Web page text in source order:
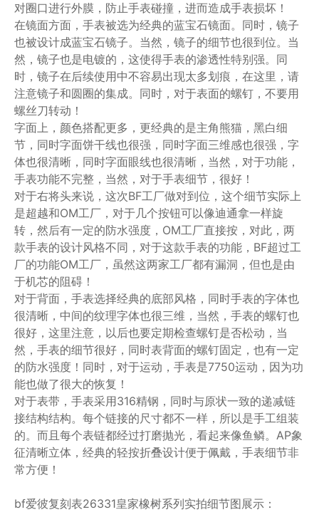
对圈口进行外膜，防止手表碰撞，进而造成手表损坏！
在镜面方面，手表被选为经典的蓝宝石镜面。同时，镜子
也被设计成蓝宝石镜子。当然，镜子的细节也很到位。当
然，镜子也是电镀的，这使得手表的渗透性特别强。同
时，镜子在后续使用中不容易出现太多划痕，在这里，请
注意镜子和圆圈的集成。同时，对于表面的螺钉，不要用
螺丝刀转动！
字面上，颜色搭配更多，更经典的是主角熊猫，黑白细
节，同时字面饼干线也很强，同时字面三维感也很强，字
体也很清晰，同时字面眼线也很清晰，当然，对于功能，
手表功能不完整，当然，对于手表细节，很好！
对于右将头来说，这次BF工厂做对到位，这个细节实际上
是超越和OM工厂，对于几个按钮可以像迪通拿一样旋
转，然后有一定的防水强度，OM工厂直接按，对此，两
款手表的设计风格不同，对于这款手表的功能，BF超过工
厂的功能OM工厂，虽然这两家工厂都有漏洞，但也是由
于机芯的阻碍！
对于背面，手表选择经典的底部风格，同时手表的字体也
很清晰，中间的纹理字体也很三维，当然，手表的螺钉也
很好，这里注意，以后也要定期检查螺钉是否松动，当
然，手表的细节很好，同时表背面的螺钉固定，也有一定
的防水强度！同时，对于运动，手表是7750运动，因为功
能也做了很大的恢复！
对于表带，手表采用316精钢，同时与原状一致的递减链
接结构结构。每个链接的尺寸都不一样，所以是手工组装
的。而且每个表链都经过打磨抛光，看起来像鱼鳞。AP象
征清晰立体，经典的轻按折叠设计便于佩戴，手表细节非
常方便！
bf爱彼复刻表26331皇家橡树系列实拍细节图展示：